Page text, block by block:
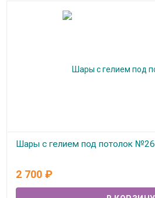
Шары с гелием под потолок №26
2 700 ₽